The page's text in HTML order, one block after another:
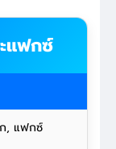
แฟกซ์
, แฟกซ์